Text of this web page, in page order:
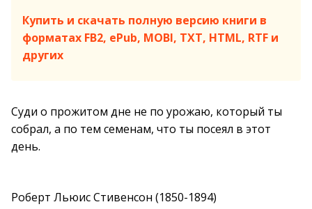
Купить и скачать полную версию книги в
форматах FB2, ePub, MOBI, TXT, HTML, RTF и
других
Суди о прожитом дне не по урожаю, который ты
собрал, а по тем семенам, что ты посеял в этот
день.
Роберт Льюис Стивенсон (1850-1894)